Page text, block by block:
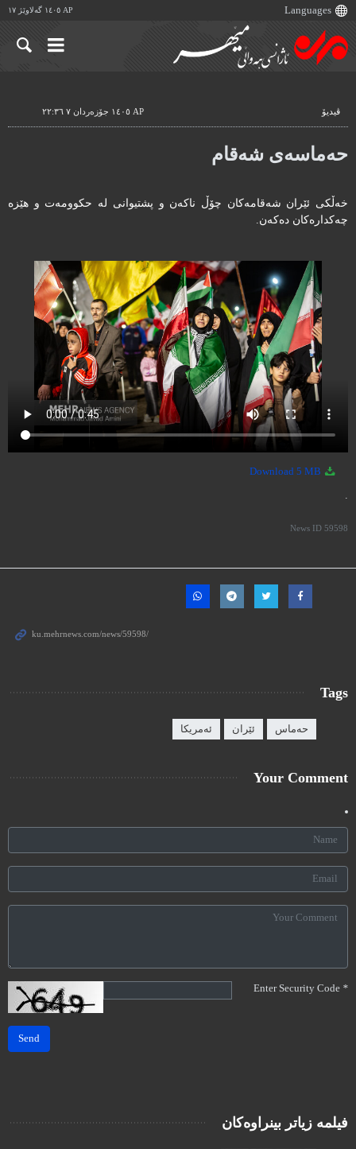
AP ١٤٠٥ گەلاوێژ ١٧
ڤیدیۆ AP ١٤٠٥ جۆزەردان ٧ ٢٢:٣٦
حەماسەی شەقام
خەڵکی ئێران شەقامەکان چۆڵ ناکەن و پشتیوانی لە حکوومەت و هێزە
چەکدارەکان دەکەن.
5 MB
News ID 59598
Tags
حەماس ئێران ئەمریکا
Your Comment
*
Send
فیلمە زیاتر بینراوەکان